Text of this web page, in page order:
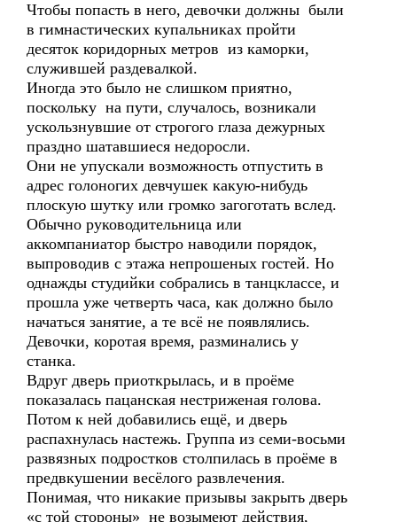
Чтобы попасть в него, девочки должны были
в гимнастических купальниках пройти
десяток коридорных метров из каморки,
служившей раздевалкой.
Иногда это было не слишком приятно,
поскольку на пути, случалось, возникали
ускользнувшие от строгого глаза дежурных
праздно шатавшиеся недоросли.
Они не упускали возможность отпустить в
адрес голоногих девчушек какую-нибудь
плоскую шутку или громко загоготать вслед.
Обычно руководительница или
аккомпаниатор быстро наводили порядок,
выпроводив с этажа непрошеных гостей. Но
однажды студийки собрались в танцклассе, и
прошла уже четверть часа, как должно было
начаться занятие, а те всё не появлялись.
Девочки, коротая время, разминались у
станка.
Вдруг дверь приоткрылась, и в проёме
показалась пацанская нестриженая голова.
Потом к ней добавились ещё, и дверь
распахнулась настежь. Группа из семи-восьми
развязных подростков столпилась в проёме в
предвкушении весёлого развлечения.
Понимая, что никакие призывы закрыть дверь
«с той стороны» не возымеют действия,